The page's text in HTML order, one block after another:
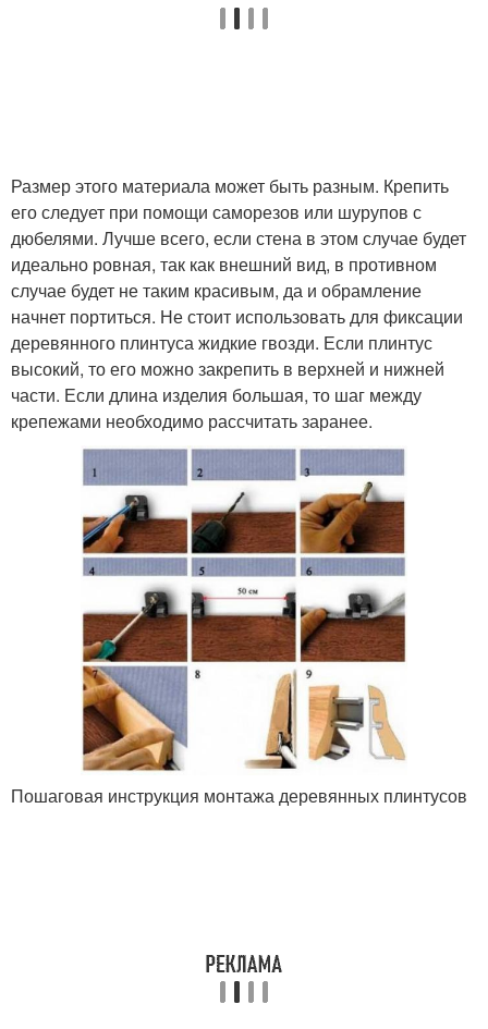
Размер этого материала может быть разным. Крепить
его следует при помощи саморезов или шурупов с
дюбелями. Лучше всего, если стена в этом случае будет
идеально ровная, так как внешний вид, в противном
случае будет не таким красивым, да и обрамление
начнет портиться. Не стоит использовать для фиксации
деревянного плинтуса жидкие гвозди. Если плинтус
высокий, то его можно закрепить в верхней и нижней
части. Если длина изделия большая, то шаг между
крепежами необходимо рассчитать заранее.
Пошаговая инструкция монтажа деревянных плинтусов